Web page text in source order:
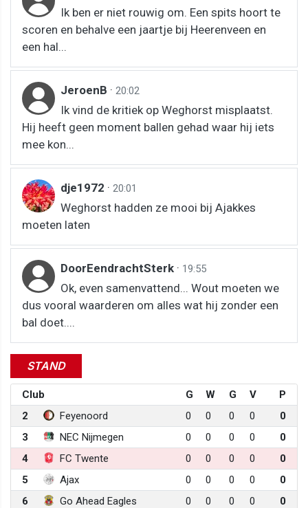
Ik ben er niet rouwig om. Een spits hoort te
scoren en behalve een jaartje bij Heerenveen en
een hal...
JeroenB · 20:02
Ik vind de kritiek op Weghorst misplaatst.
Hij heeft geen moment ballen gehad waar hij iets
mee kon...
dje1972 · 20:01
Weghorst hadden ze mooi bij Ajakkes
moeten laten
DoorEendrachtSterk · 19:55
Ok, even samenvattend... Wout moeten we
dus vooral waarderen om alles wat hij zonder een
bal doet....
STAND
Club G W G V
P
2
Feyenoord 0 0 0 0
0
3
NEC Nijmegen 0 0 0 0
0
4
FC Twente 0 0 0 0
0
5
Ajax 0 0 0 0
0
6
Go Ahead Eagles 0 0 0 0 0